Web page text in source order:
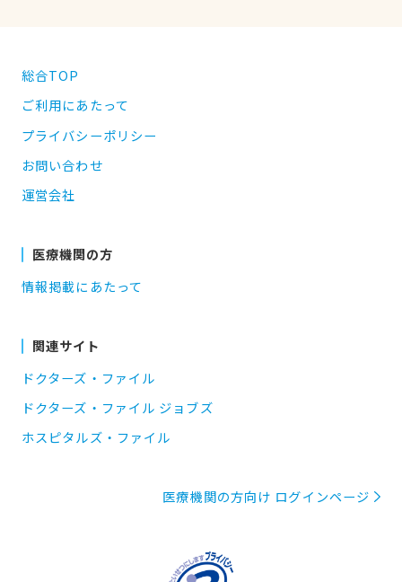
総合TOP
ご利用にあたって
プライバシーポリシー
お問い合わせ
運営会社
医療機関の方
情報掲載にあたって
関連サイト
ドクターズ・ファイル
ドクターズ・ファイル ジョブズ
ホスピタルズ・ファイル
医療機関の方向け ログインページ